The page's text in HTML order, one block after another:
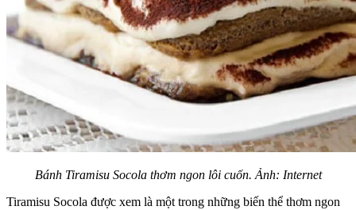
Bánh Tiramisu Socola thơm ngon lôi cuốn. Ảnh: Internet
Tiramisu Socola được xem là một trong những biến thể thơm ngon